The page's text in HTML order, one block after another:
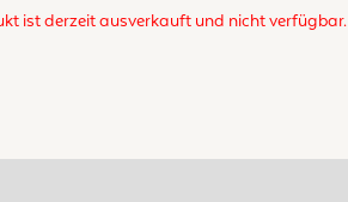
ist derzeit ausverkauft und nicht verfügbar.